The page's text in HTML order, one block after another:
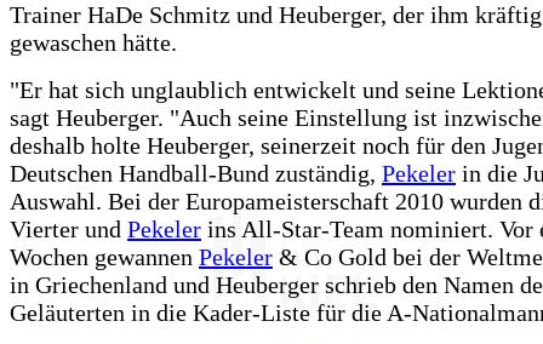
Trainer HaDe Schmitz und Heuberger, der ihm
gewaschen hätte.
"Er hat sich unglaublich entwickelt und seine
sagt Heuberger. "Auch seine Einstellung ist
deshalb holte Heuberger, seinerzeit noch für den
Deutschen Handball-Bund zuständig, Pekeler in die
Auswahl. Bei der Europameisterschaft 2010 wurden
Vierter und Pekeler ins All-Star-Team nominiert. Vor
Wochen gewannen Pekeler & Co Gold bei der
in Griechenland und Heuberger schrieb den Namen
Geläuterten in die Kader-Liste für die A-